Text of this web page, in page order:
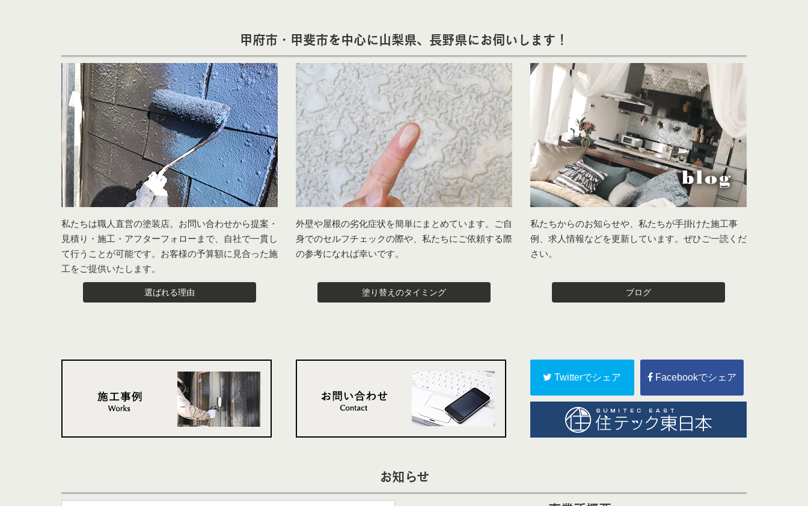
甲府市・甲斐市を中心に山梨県、長野県にお伺いします！
私たちは職人直営の塗装店。お問い合わせから提案・
見積り・施工・アフターフォローまで、自社で一貫し
て行うことが可能です。お客様の予算額に見合った施
工をご提供いたします。
選ばれる理由
外壁や屋根の劣化症状を簡単にまとめています。ご自
身でのセルフチェックの際や、私たちにご依頼する際
の参考になれば幸いです。
塗り替えのタイミング
私たちからのお知らせや、私たちが手掛けた施工事
例、求人情報などを更新しています。ぜひご一読くだ
さい。
ブログ
Twitterでシェア Facebookでシェア
お知らせ